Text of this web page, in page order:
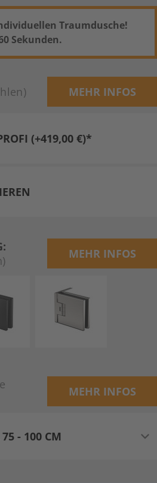
Traumdusche!
Sekunden.
MEHR INFOS
(+419,00 €)*
MEHR INFOS
MEHR INFOS